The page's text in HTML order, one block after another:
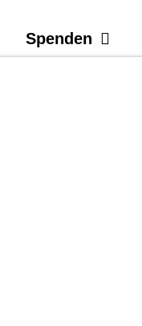
Spenden